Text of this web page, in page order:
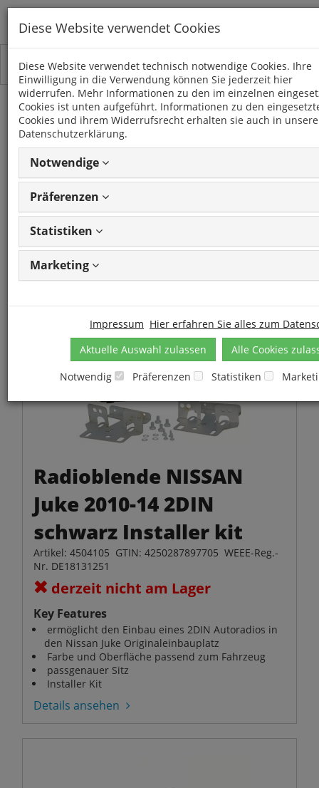
Toggle
navigation
Kategorien
JUKE (F15)
(2010 - 2014)
18 Artikel
Artikel1 - 18 von 18
Artikeln
ändern
Radioblende NISSAN
Juke 2010-14 2DIN
schwarz Installer kit
Artikel: 4504105 GTIN: 4250287897705 WEEE-Reg.-
Nr. DE18131251
derzeit nicht am Lager
Key Features
ermöglicht den Einbau eines 2DIN Autoradios in
den Nissan Juke Originaleinbauplatz
Farbe und Oberfläche passend zum Fahrzeug
passgenauer Sitz
Installer Kit
Details ansehen
Diese Website verwendet Cookies
Diese Website verwendet technisch notwendige Cookies. Ihre
Einwilligung in die Verwendung können Sie jederzeit hier
widerrufen. Mehr Informationen zu den im einzelnen
Cookies ist unten aufgeführt. Informationen zu den
Cookies und ihrem Widerrufsrecht erhalten sie auch in
Datenschutzerklärung.
Notwendige
Präferenzen
Statistiken
Marketing
Impressum Hier erfahren Sie alles zum
Aktuelle Auswahl zulassen
Alle Cookies
Notwendig
Präferenzen Statistiken